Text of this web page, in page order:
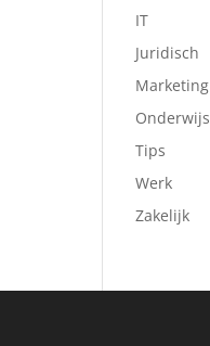
IT
Juridisch
Marketing
Onderwijs
Tips
Werk
Zakelijk